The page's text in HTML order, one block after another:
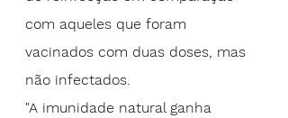
com aqueles que foram
vacinados com duas doses, mas
não infectados.
"A imunidade natural ganha